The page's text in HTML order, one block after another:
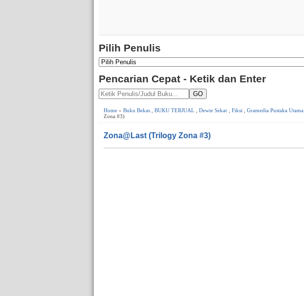
Pilih Penulis
Pencarian Cepat - Ketik dan Enter
GO
Home » Buku Bekas BUKU TERJUAL Dewie Sekar Fiksi Gramedia Pustaka Utama
Zona #3)
Zona@Last (Trilogy Zona #3)